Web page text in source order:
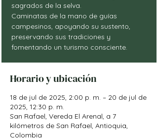
sagrados de la selva.
Caminatas de la mano de guías
campesinos, apoyando su sustento,
preservando sus tradiciones y
fomentando un turismo consciente.
Horario y ubicación
18 de jul de 2025, 2:00 p. m. – 20 de jul de
2025, 12:30 p. m.
San Rafael, Vereda El Arenal, a 7
kilómetros de San Rafael, Antioquia,
Colombia